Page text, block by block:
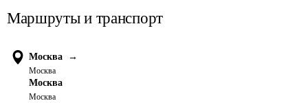
Маршруты и транспорт
Москва →
Москва
Москва
Москва